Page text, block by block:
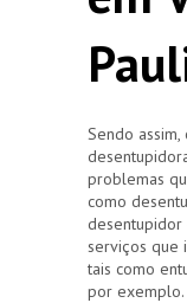
Sendo
problemas
como
desentupidor
serviços que
tais como
por exemplo.